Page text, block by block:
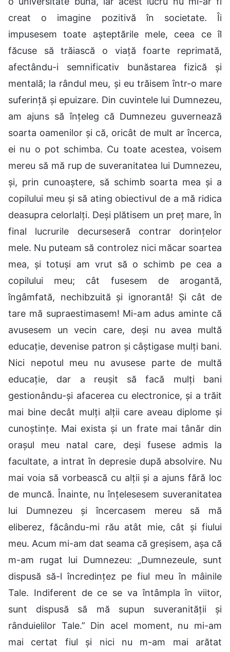
creat o imagine pozitivă în societate. Îi
impusesem toate așteptările mele, ceea ce îl
făcuse să trăiască o viață foarte reprimată,
afectându-i semnificativ bunăstarea fizică și
mentală; la rândul meu, și eu trăisem într-o mare
suferință și epuizare. Din cuvintele lui Dumnezeu,
am ajuns să înțeleg că Dumnezeu guvernează
soarta oamenilor și că, oricât de mult ar încerca,
ei nu o pot schimba. Cu toate acestea, voisem
mereu să mă rup de suveranitatea lui Dumnezeu,
și, prin cunoaștere, să schimb soarta mea și a
copilului meu și să ating obiectivul de a mă ridica
deasupra celorlalți. Deși plătisem un preț mare, în
final lucrurile decurseseră contrar dorințelor
mele. Nu puteam să controlez nici măcar soartea
mea, și totuși am vrut să o schimb pe cea a
copilului meu; cât fusesem de arogantă,
îngâmfată, nechibzuită și ignorantă! Și cât de
tare mă supraestimasem! Mi-am adus aminte că
avusesem un vecin care, deși nu avea multă
educație, devenise patron și câștigase mulți bani.
Nici nepotul meu nu avusese parte de multă
educație, dar a reușit să facă mulți bani
gestionându-și afacerea cu electronice, și a trăit
mai bine decât mulți alții care aveau diplome și
cunoștințe. Mai exista și un frate mai tânăr din
orașul meu natal care, deși fusese admis la
facultate, a intrat în depresie după absolvire. Nu
mai voia să vorbească cu alții și a ajuns fără loc
de muncă. Înainte, nu înțelesesem suveranitatea
lui Dumnezeu și încercasem mereu să mă
eliberez, făcându-mi rău atât mie, cât și fiului
meu. Acum mi-am dat seama că greșisem, așa că
m-am rugat lui Dumnezeu: „Dumnezeule, sunt
dispusă să-l încredințez pe fiul meu în mâinile
Tale. Indiferent de ce se va întâmpla în viitor,
sunt dispusă să mă supun suveranității și
rânduielilor Tale.” Din acel moment, nu mi-am
mai certat fiul și nici nu m-am mai arătat